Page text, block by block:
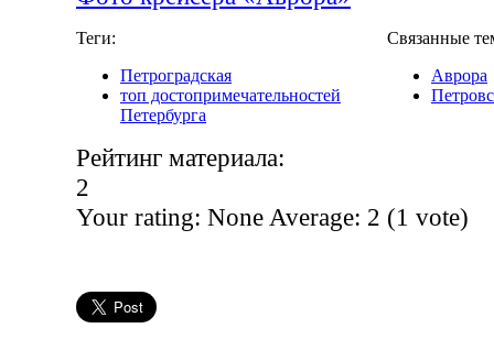
Теги:
Петроградская
топ достопримечательностей
Петербурга
Связанные
Аврора
Рейтинг материала:
2
Your rating: None Average: 2 (1 vote)